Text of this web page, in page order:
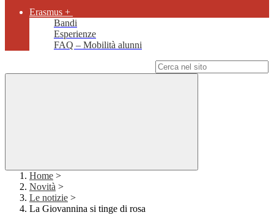
Erasmus +
Bandi
Esperienze
FAQ – Mobilità alunni
Home >
Novità >
Le notizie >
La Giovannina si tinge di rosa